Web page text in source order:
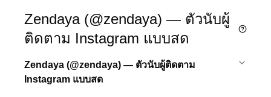
Zendaya (@zendaya) — ตัวนับผู้
ติดตาม Instagram แบบสด
Zendaya (@zendaya) — ตัวนับผู้ติดตาม
Instagram แบบสด